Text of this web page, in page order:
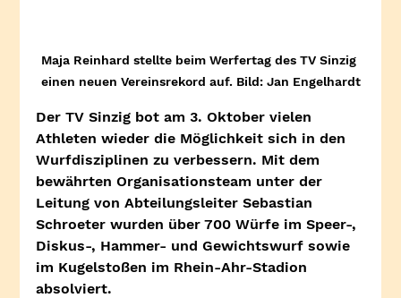
Maja Reinhard stellte beim Werfertag des TV Sinzig
einen neuen Vereinsrekord auf. Bild: Jan Engelhardt
Der TV Sinzig bot am 3. Oktober vielen
Athleten wieder die Möglichkeit sich in den
Wurfdisziplinen zu verbessern. Mit dem
bewährten Organisationsteam unter der
Leitung von Abteilungsleiter Sebastian
Schroeter wurden über 700 Würfe im Speer-,
Diskus-, Hammer- und Gewichtswurf sowie
im Kugelstoßen im Rhein-Ahr-Stadion
absolviert.